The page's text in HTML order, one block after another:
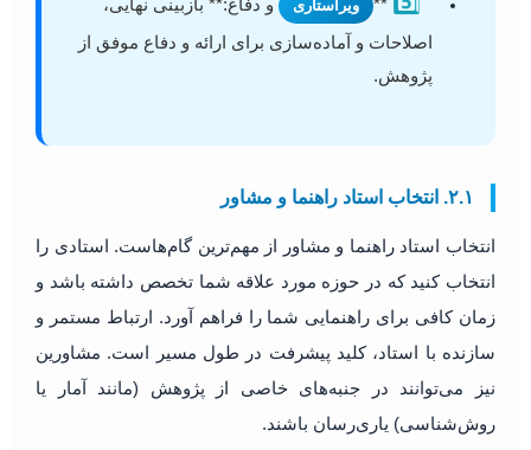
** ویراستاری
و دفاع:** بازبینی نهایی،
اصلاحات و آماده‌سازی برای ارائه و دفاع موفق از
پژوهش.
۲.۱. انتخاب استاد راهنما و مشاور
انتخاب استاد راهنما و مشاور از مهم‌ترین گام‌هاست. استادی را
انتخاب کنید که در حوزه مورد علاقه شما تخصص داشته باشد و
زمان کافی برای راهنمایی شما را فراهم آورد. ارتباط مستمر و
سازنده با استاد، کلید پیشرفت در طول مسیر است. مشاورین
نیز می‌توانند در جنبه‌های خاصی از پژوهش (مانند آمار یا
روش‌شناسی) یاری‌رسان باشند.